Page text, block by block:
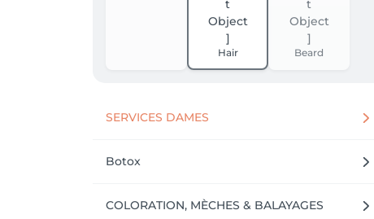
Hair Beard
SERVICES DAMES
Botox
COLORATION, MÈCHES & BALAYAGES